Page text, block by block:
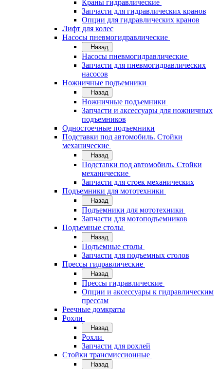
Краны гидравлические
Запчасти для гидравлических кранов
Опции для гидравлических кранов
Лифт для колес
Насосы пневмогидравлические
Назад
Насосы пневмогидравлические
Запчасти для пневмогидравлических
насосов
Ножничные подъемники
Назад
Ножничные подъемники
Запчасти и аксессуары для ножничных
подъемников
Одностоечные подъемники
Подставки под автомобиль. Стойки
механические
Назад
Подставки под автомобиль. Стойки
механические
Запчасти для стоек механических
Подъемники для мототехники
Назад
Подъемники для мототехники
Запчасти для мотоподъемников
Подъемные столы
Назад
Подъемные столы
Запчасти для подъемных столов
Прессы гидравлические
Назад
Прессы гидравлические
Опции и аксессуары к гидравлическим
прессам
Реечные домкраты
Рохли
Назад
Рохли
Запчасти для рохлей
Стойки трансмиссионные
Назад